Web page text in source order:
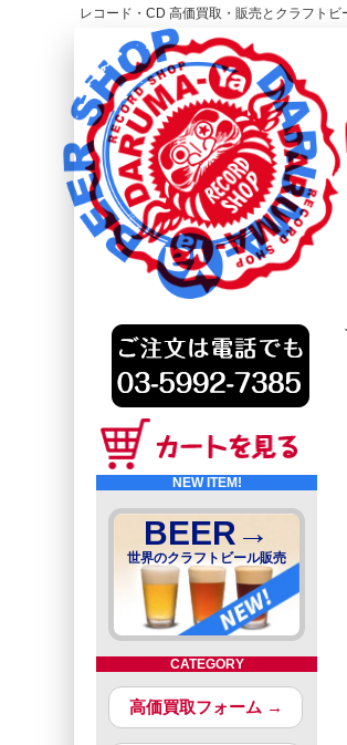
レコード・CD 高価買取・販売とクラフト
レコード高価買取はこちら
HOME
NEW ITEM!
BEER→
世界のクラフトビール販売
CATEGORY
高価買取フォーム →